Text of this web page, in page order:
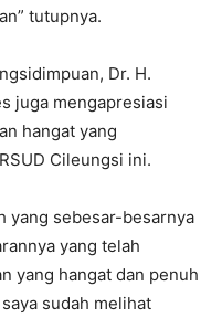
tutupnya.
Dr. H.
juga mengapresiasi
hangat yang
Cileungsi ini.
yang sebesar-besarnya
yang telah
yang hangat dan penuh
sudah melihat